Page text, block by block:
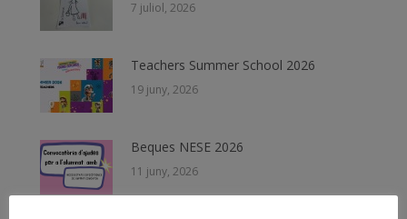
7 juliol, 2026
Teachers Summer School 2026
19 juny, 2026
Beques NESE 2026
11 juny, 2026